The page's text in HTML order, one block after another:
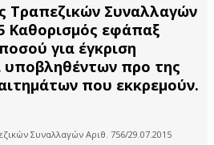
Τραπεζικών Συναλλαγών
Καθορισμός εφάπαξ
για έγκριση
υποβληθέντων προ της
που εκκρεμούν.
Συναλλαγών Αριθ. 756/29.07.2015